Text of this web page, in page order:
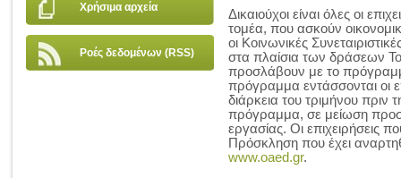
Χρήσιμα αρχεία
Ροές δεδομένων (RSS)
Δικαιούχοι είναι όλες οι
τομέα, που ασκούν
οι Κοινωνικές
στα πλαίσια των δράσεων
προσλάβουν με το
πρόγραμμα εντάσσονται οι
διάρκεια του τριμήνου πριν
πρόγραμμα, σε μείωση
εργασίας. Οι επιχειρήσεις
Πρόσκληση που έχει
www.oaed.gr.